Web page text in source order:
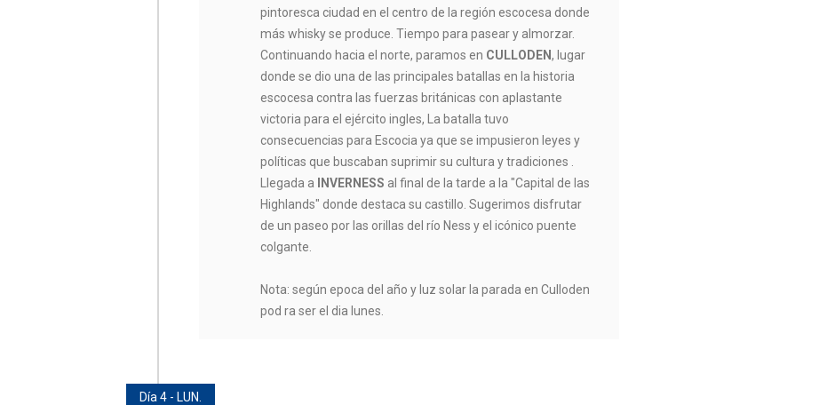
pintoresca ciudad en el centro de la región escocesa donde
más whisky se produce. Tiempo para pasear y almorzar.
Continuando hacia el norte, paramos en CULLODEN, lugar
donde se dio una de las principales batallas en la historia
escocesa contra las fuerzas británicas con aplastante
victoria para el ejército ingles, La batalla tuvo
consecuencias para Escocia ya que se impusieron leyes y
políticas que buscaban suprimir su cultura y tradiciones .
Llegada a INVERNESS al final de la tarde a la "Capital de las
Highlands" donde destaca su castillo. Sugerimos disfrutar
de un paseo por las orillas del río Ness y el icónico puente
colgante.
Nota: según epoca del año y luz solar la parada en Culloden
pod ra ser el dia lunes.
Día 4 - LUN.